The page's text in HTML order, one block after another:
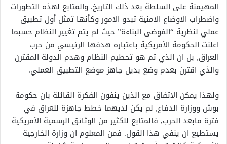
المهيمنة على السلطة بعد ذلك التاريخ. والمتابع لهذه التطورات
واضطراب الاوضاع الامنية تبدو الامور وكأنها تمثل أول تطبيق
عملي لنظرية “الفوضى البناءة” حيث لم يتم تغيير النظام حسبما
اعلنت الحكومة الأمريكية باعتباره هدفها الرئيسي من حرب
العراق‏,‏ بل ان الذي تم هو تحطيم النظام وهدم الدولة المقترن
والذي اقترن بعدم وضع بديل جاهز موضع التطبيق العملي‏.‏
ولهذا يمكن الاتفاق مع الذين ينفون الفكرة القائلة بان حكومة
بوش ووزارة الدفاع‏,‏ لم يكن لديهما خطط جاهزة للعراق في
فترة مابعد الحرب‏, فالمتابع‏ للكثير من الوثائق الرسمية الأمريكية
يستطيع ان ينفي هذا القول‏.‏ فمن المعلوم ان وزارة الخارجية